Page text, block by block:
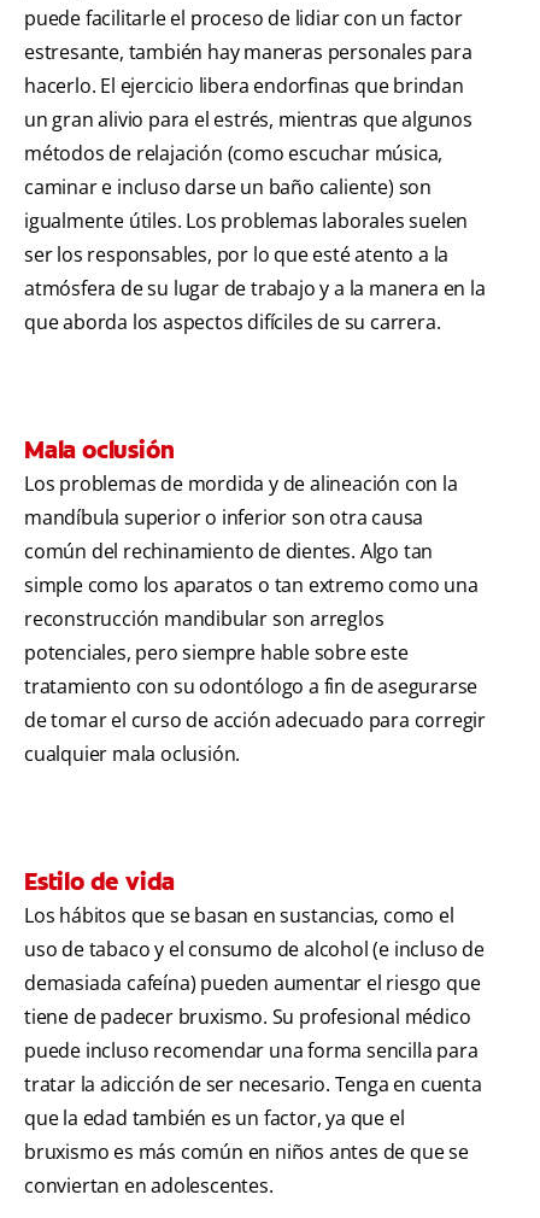
puede facilitarle el proceso de lidiar con un factor
estresante, también hay maneras personales para
hacerlo. El ejercicio libera endorfinas que brindan
un gran alivio para el estrés, mientras que algunos
métodos de relajación (como escuchar música,
caminar e incluso darse un baño caliente) son
igualmente útiles. Los problemas laborales suelen
ser los responsables, por lo que esté atento a la
atmósfera de su lugar de trabajo y a la manera en la
que aborda los aspectos difíciles de su carrera.
Mala oclusión
Los problemas de mordida y de alineación con la
mandíbula superior o inferior son otra causa
común del rechinamiento de dientes. Algo tan
simple como los aparatos o tan extremo como una
reconstrucción mandibular son arreglos
potenciales, pero siempre hable sobre este
tratamiento con su odontólogo a fin de asegurarse
de tomar el curso de acción adecuado para corregir
cualquier mala oclusión.
Estilo de vida
Los hábitos que se basan en sustancias, como el
uso de tabaco y el consumo de alcohol (e incluso de
demasiada cafeína) pueden aumentar el riesgo que
tiene de padecer bruxismo. Su profesional médico
puede incluso recomendar una forma sencilla para
tratar la adicción de ser necesario. Tenga en cuenta
que la edad también es un factor, ya que el
bruxismo es más común en niños antes de que se
conviertan en adolescentes.